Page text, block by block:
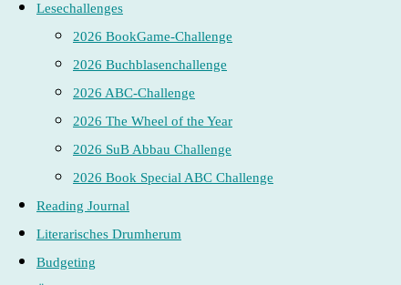
Lesechallenges
2026 BookGame-Challenge
2026 Buchblasenchallenge
2026 ABC-Challenge
2026 The Wheel of the Year
2026 SuB Abbau Challenge
2026 Book Special ABC Challenge
Reading Journal
Literarisches Drumherum
Budgeting